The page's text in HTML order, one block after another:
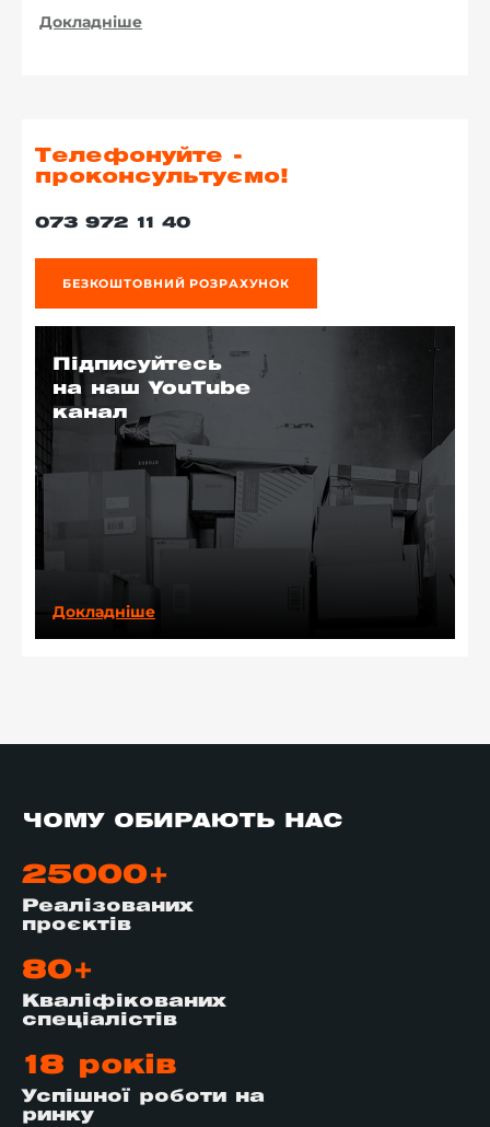
Докладніше
Телефонуйте -
проконсультуємо!
073 972 11 40
БЕЗКОШТОВНИЙ РОЗРАХУНОК
Підписуйтесь
на наш YouTube
канал
Докладніше
ЧОМУ ОБИРАЮТЬ НАС
25000+
Реалізованих
проєктів
80+
Кваліфікованих
спеціалістів
18 років
Успішної роботи на
ринку